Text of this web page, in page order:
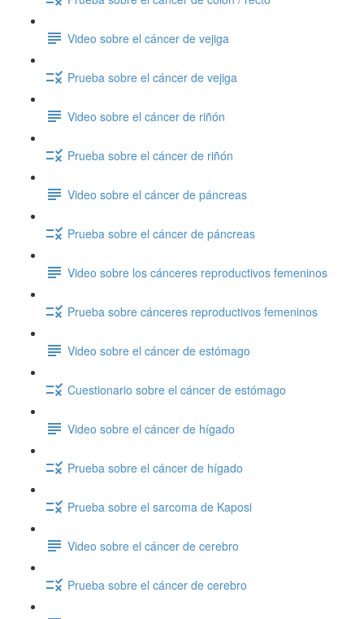
Video sobre el cáncer de vejiga
Prueba sobre el cáncer de vejiga
Video sobre el cáncer de riñón
Prueba sobre el cáncer de riñón
Video sobre el cáncer de páncreas
Prueba sobre el cáncer de páncreas
Video sobre los cánceres reproductivos femeninos
Prueba sobre cánceres reproductivos femeninos
Video sobre el cáncer de estómago
Cuestionario sobre el cáncer de estómago
Video sobre el cáncer de hígado
Prueba sobre el cáncer de hígado
Prueba sobre el sarcoma de Kaposi
Video sobre el cáncer de cerebro
Prueba sobre el cáncer de cerebro